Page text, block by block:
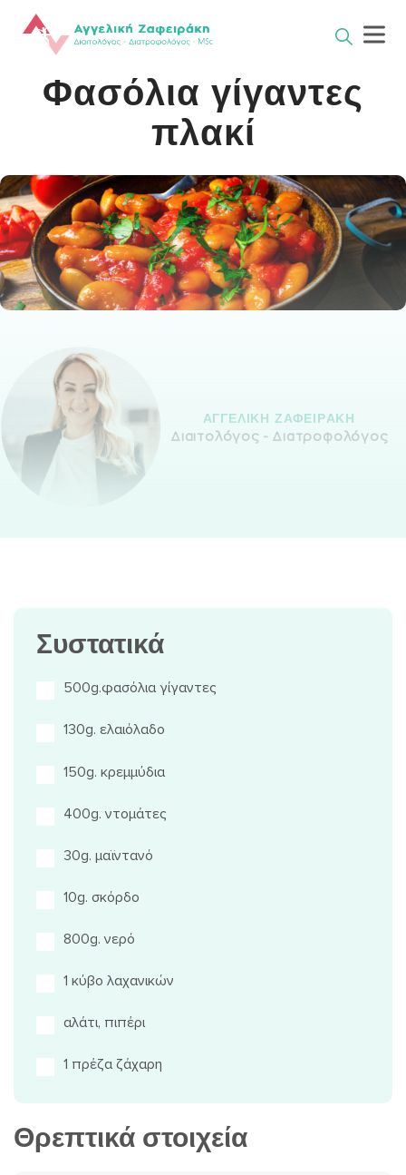
Φασόλια γίγαντες
πλακί
ΑΓΓΕΛΙΚH ΖΑΦΕΙΡAΚΗ
Διαιτολόγος - Διατροφολόγος
Συστατικά
500g.φασόλια γίγαντες
130g. ελαιόλαδο
150g. κρεμμύδια
400g. ντομάτες
30g. μαϊντανό
10g. σκόρδο
800g. νερό
1 κύβο λαχανικών
αλάτι, πιπέρι
1 πρέζα ζάχαρη
Θρεπτικά στοιχεία